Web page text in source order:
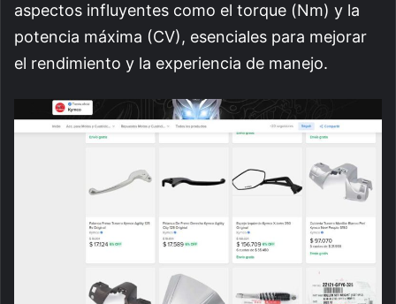
aspectos influyentes como el torque (Nm) y la
potencia máxima (CV), esenciales para mejorar
el rendimiento y la experiencia de manejo.